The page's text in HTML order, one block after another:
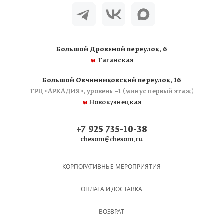
Большой Дровяной переулок, 6
мТаганская
Большой Овчинниковский переулок, 16
ТРЦ «АРКАДИЯ», уровень −1 (минус первый этаж)
мНовокузнецкая
+7 925 735-10-38
chesom@chesom.ru
КОРПОРАТИВНЫЕ МЕРОПРИЯТИЯ
ОПЛАТА И ДОСТАВКА
ВОЗВРАТ